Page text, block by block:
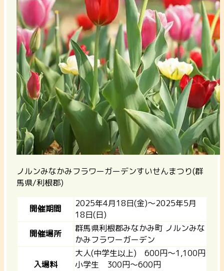
ノルンみなかみフラワーガーデンすいせんまつり(群
馬県/利根郡)
開催期間
2025年4月18日(金)～2025年5月
18日(日)
開催場所
群馬県利根郡みなかみ町 ノルンみな
かみフラワーガーデン
入場料
大人(中学生以上) 600円～1,100円
小学生 300円～600円